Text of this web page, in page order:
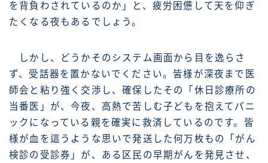
を背負わされているのか」と、疲労困憊して天を仰ぎ
たくなる夜もあるでしょう。
しかし、どうかそのシステム画面から目を逸らさ
ず、受話器を置かないでください。皆様が深夜まで医
師会と粘り強く交渉し、確保したその「休日診療所の
当番医」が、今夜、高熱で苦しむ子どもを抱えてパニ
ックになっている親を確実に救済しているのです。皆
様が血を這うような思いで発送した何万枚もの「がん
検診の受診券」が、ある区民の早期がんを発見させ、